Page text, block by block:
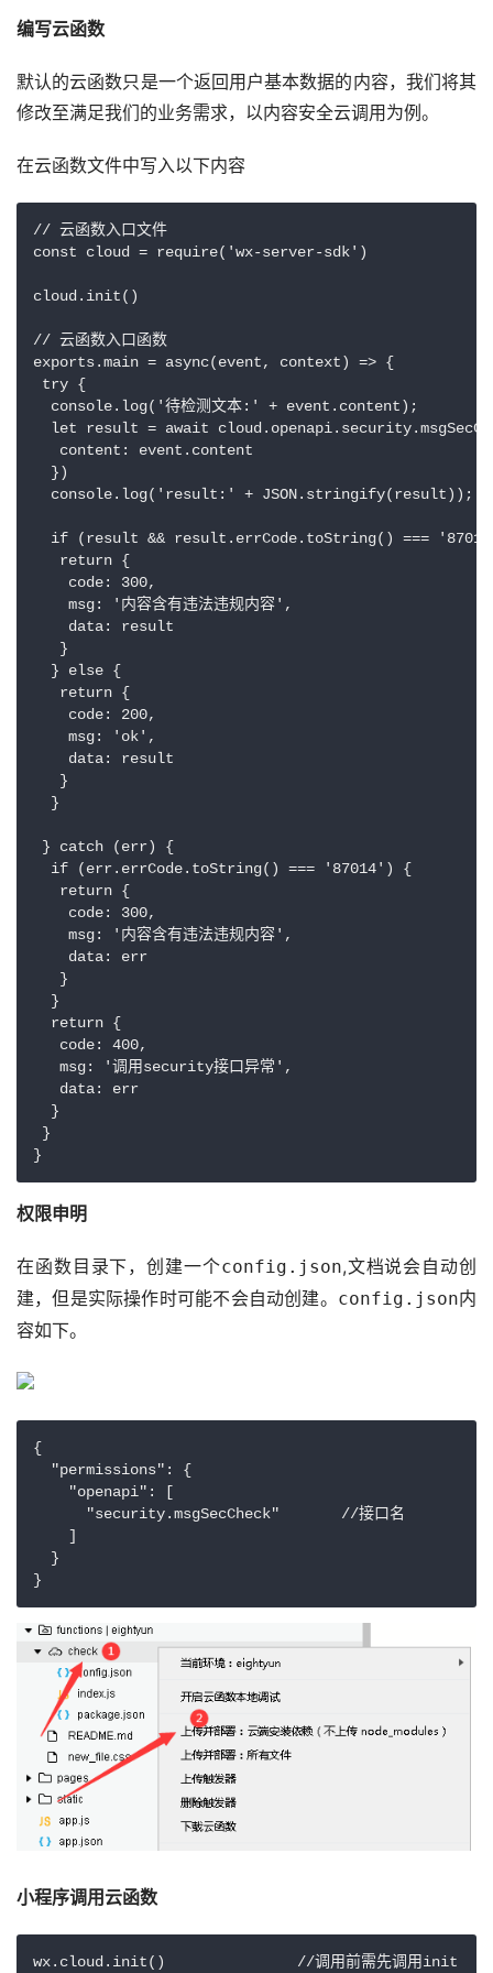
编写云函数
默认的云函数只是一个返回用户基本数据的内容，我们将其
修改至满足我们的业务需求，以内容安全云调用为例。
在云函数文件中写入以下内容
// 云函数入口文件
const cloud = require('wx-server-sdk')
cloud.init()
// 云函数入口函数
exports.main = async(event, context) => {
try {
  console.log('待检测文本:' + event.content);
let result = await
   content: event.content
  })
  console.log('result:' + JSON.stringify(result));
if (result && result.errCode.toString() ===
   return {
    code: 300,
    msg: '内容含有违法违规内容',
    data: result
   }
  } else {
   return {
    code: 200,
    msg: 'ok',
    data: result
   }
  }
} catch (err) {
  if (err.errCode.toString() === '87014') {
   return {
    code: 300,
    msg: '内容含有违法违规内容',
    data: err
   }
  }
  return {
   code: 400,
   msg: '调用security接口异常',
   data: err
  }
}
}
权限申明
在函数目录下，创建一个config.json,文档说会自动创
建，但是实际操作时可能不会自动创建。 config.json内
容如下。
{
  "permissions": {
    "openapi": [
      "security.msgSecCheck"       //接口名
    ]
  }
}
小程序调用云函数
wx.cloud.init()               //调用前需先调用init